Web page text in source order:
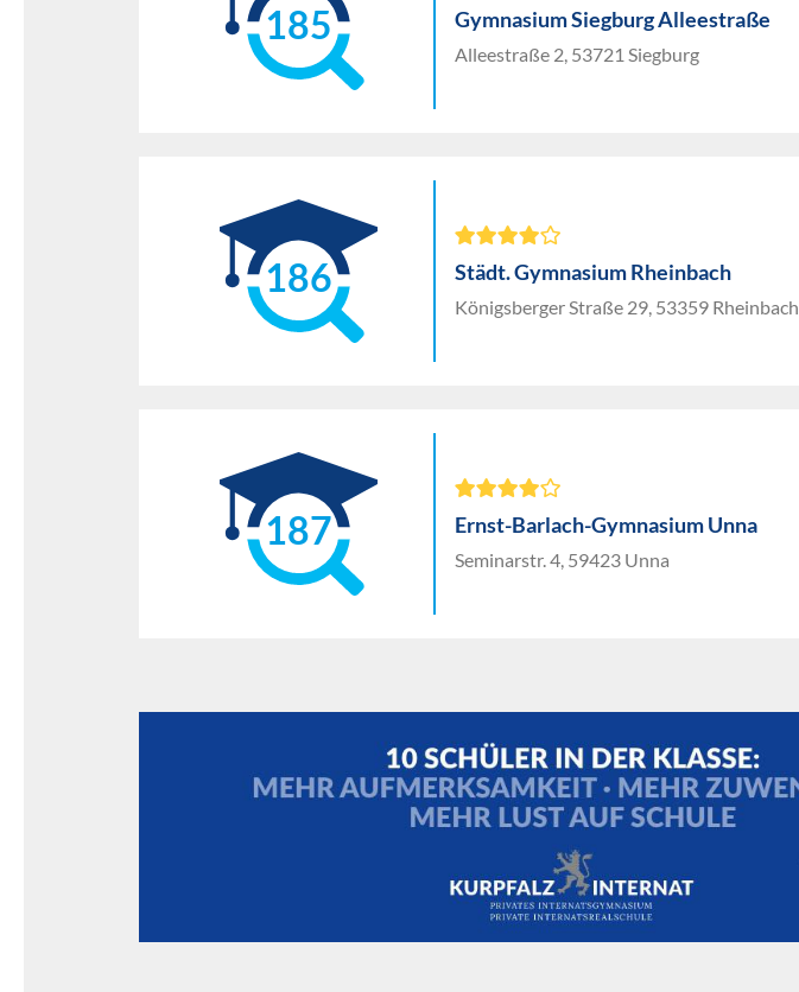
185 Gymnasium Siegburg Alleestraße
Alleestraße 2, 53721 Siegburg
186 Städt. Gymnasium Rheinbach
Königsberger Straße 29, 53359 Rheinbach
187 Ernst-Barlach-Gymnasium Unna
Seminarstr. 4, 59423 Unna